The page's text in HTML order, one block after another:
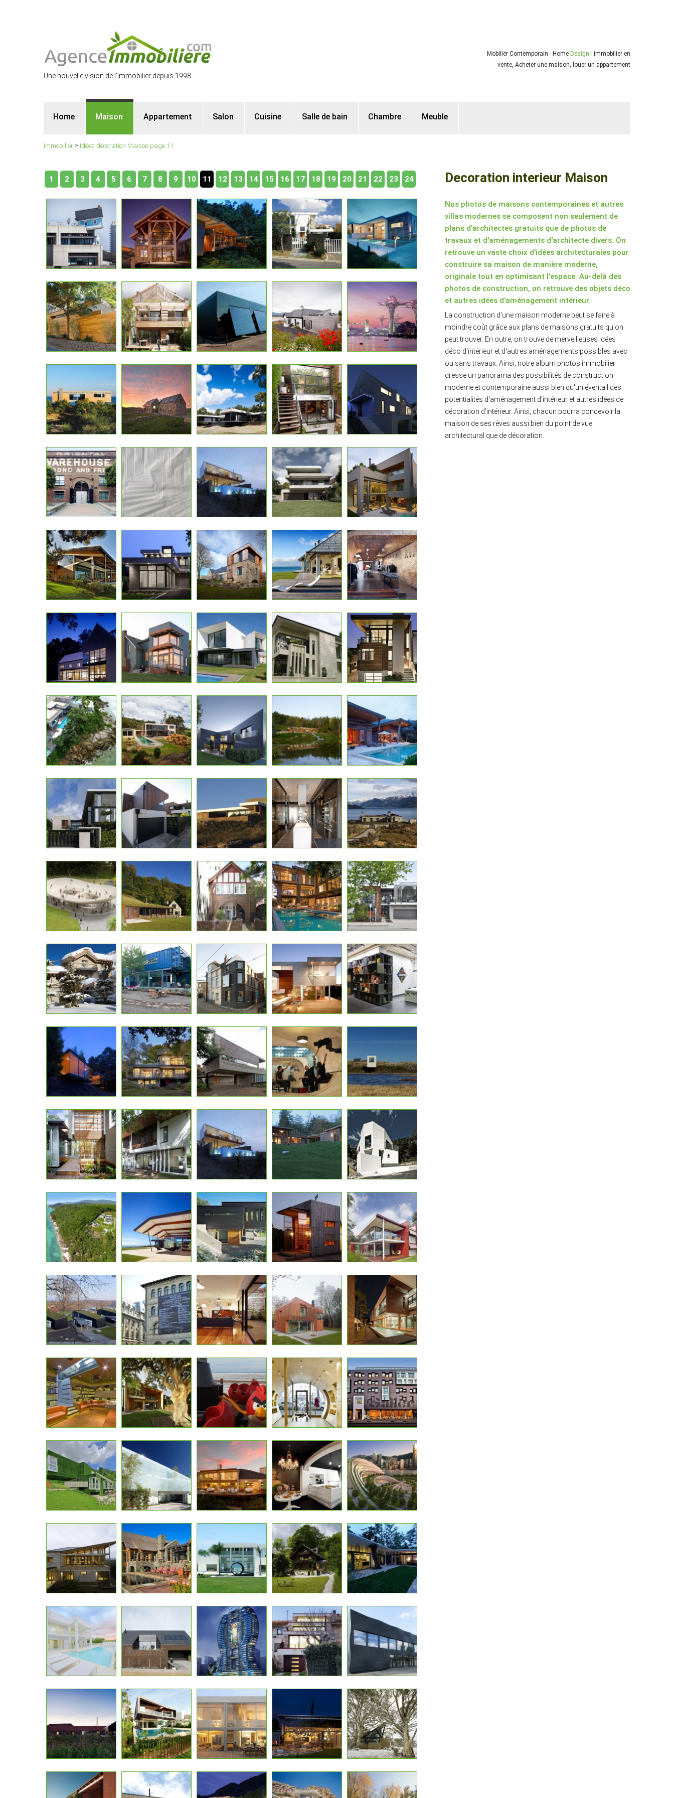
Une nouvelle vision de l'immobilier depuis 1998.
Mobilier Contemporain - Home Design - immobilier en
vente, Acheter une maison, louer un appartement
Home Maison Appartement Salon Cuisine Salle de bain Chambre Meuble
Immobilier > Idées décoration Maison page 11
1 2 3 4 5 6 7 8 9 10 11 12 13 14 15 16 17 18 19 20 21 22 23 24 Decoration interieur Maison
Nos photos de maisons contemporaines et autres
villas modernes se composent non seulement de
plans d'architectes gratuits que de photos de
travaux et d'aménagements d'architecte divers. On
retrouve un vaste choix d'idées architecturales pour
construire sa maison de manière moderne,
originale tout en optimisant l'espace. Au-delà des
photos de construction, on retrouve des objets déco
et autres idées d'aménagement intérieur.
La construction d'une maison moderne peut se faire à
moindre coût grâce aux plans de maisons gratuits qu'on
peut trouver. En outre, on trouve de merveilleuses idées
déco d'intérieur et d'autres aménagements possibles avec
ou sans travaux. Ainsi, notre album photos immobilier
dresse un panorama des possibilités de construction
moderne et contemporaine aussi bien qu'un éventail des
potentialités d'aménagement d'intérieur et autres idées de
décoration d'intérieur. Ainsi, chacun pourra concevoir la
maison de ses rêves aussi bien du point de vue
architectural que de décoration.